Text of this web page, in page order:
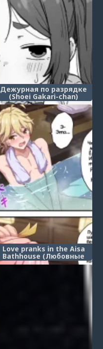
Дежурная по разрядке
(Shoei Gakari-chan)
Love pranks in the Aisa
Bathhouse (Любовные
шалости в бане Айса)